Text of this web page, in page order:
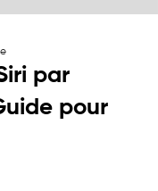
par
pour
sur 5.